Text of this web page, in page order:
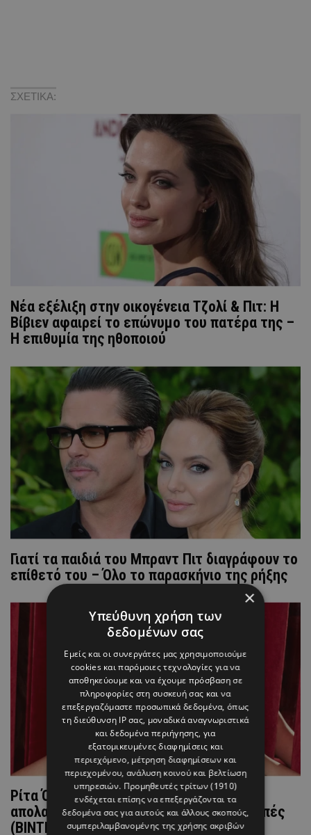
ΣΧΕΤΙΚΑ:
Νέα εξέλιξη στην οικογένεια Τζολί & Πιτ: H
Βίβιεν αφαιρεί το επώνυμο του πατέρα της –
Η επιθυμία της ηθοποιού
Γιατί τα παιδιά του Μπραντ Πιτ διαγράφουν το
επίθετό του – Όλο το παρασκήνιο της ρήξης
Ρίτα Όρα: Σε αυτό το ελληνικό νησί
απολαμβάνει τις καλοκαιρινές της διακοπές
(BINTEO)
×
Υπεύθυνη χρήση των
δεδομένων σας
Εμείς και οι συνεργάτες μας χρησιμοποιούμε
cookies και παρόμοιες τεχνολογίες για να
αποθηκεύουμε και να έχουμε πρόσβαση σε
πληροφορίες στη συσκευή σας και να
επεξεργαζόμαστε προσωπικά δεδομένα, όπως
τη διεύθυνση IP σας, μοναδικά αναγνωριστικά
και δεδομένα περιήγησης, για
εξατομικευμένες διαφημίσεις και
περιεχόμενο, μέτρηση διαφημίσεων και
περιεχομένου, ανάλυση κοινού και βελτίωση
υπηρεσιών. Προμηθευτές τρίτων (1910)
ενδέχεται επίσης να επεξεργάζονται τα
δεδομένα σας για αυτούς και άλλους σκοπούς,
συμπεριλαμβανομένης της χρήσης ακριβών